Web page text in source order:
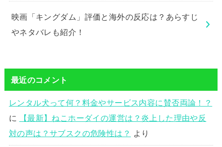
映画「キングダム」評価と海外の反応は？あらすじ
やネタバレも紹介！
最近のコメント
レンタル犬って何？料金やサービス内容に賛否両論！？
に
【最新】ねこホーダイの運営は？炎上した理由や反
対の声は？サブスクの危険性は？
より